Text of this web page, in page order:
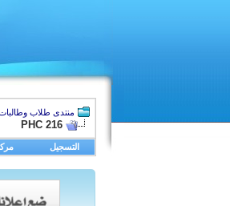
منتدى طلاب وطالبات
PHC 216
التسجيل